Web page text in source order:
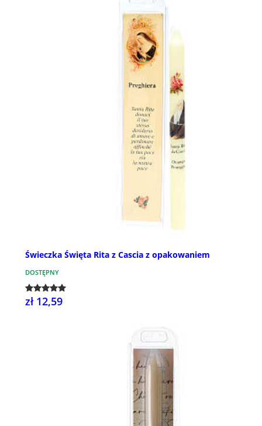
Świeczka Święta Rita z Cascia z opakowaniem
DOSTĘPNY
zł 12,59